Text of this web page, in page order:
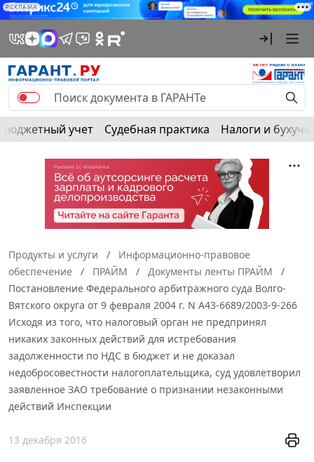
РЕКЛАМА
Бюджетный учет Судебная практика Налоги и
Продукты и услуги
Информационно-правовое
обеспечение
ПРАЙМ
Документы ленты ПРАЙМ
Постановление Федерального арбитражного суда Волго-
Вятского округа от 9 февраля 2004 г. N А43-6689/2003-9-266
Исходя из того, что налоговый орган не предпринял
никаких законных действий для истребования
задолженности по НДС в бюджет и не доказал
недобросовестности налогоплательщика, суд удовлетворил
заявленное ЗАО требование о признании незаконными
действий Инспекции
13 декабря 2016